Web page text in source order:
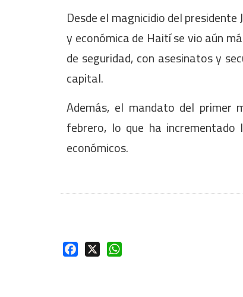
Desde el magnicidio del
y económica de Haití se vio aún
de seguridad, con asesinatos y
capital.
Además, el mandato del primer
febrero, lo que ha
económicos.
Facebook